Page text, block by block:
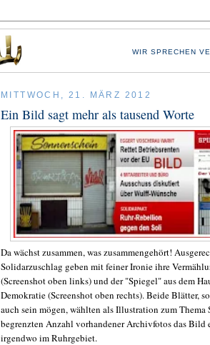
WIR SPRECHEN
MITTWOCH, 21. MÄRZ 2012
Ein Bild sagt mehr als tausend Worte
Da wächst zusammen, was zusammengehört!
Solidarzuschlag geben mit feiner Ironie ihre
(Screenshot oben links) und der "Spiegel" aus dem
Demokratie (Screenshot oben rechts). Beide Blätter,
auch sein mögen, wählten als Illustration zum
begrenzten Anzahl vorhandener Archivfotos das Bild
irgendwo im Ruhrgebiet.